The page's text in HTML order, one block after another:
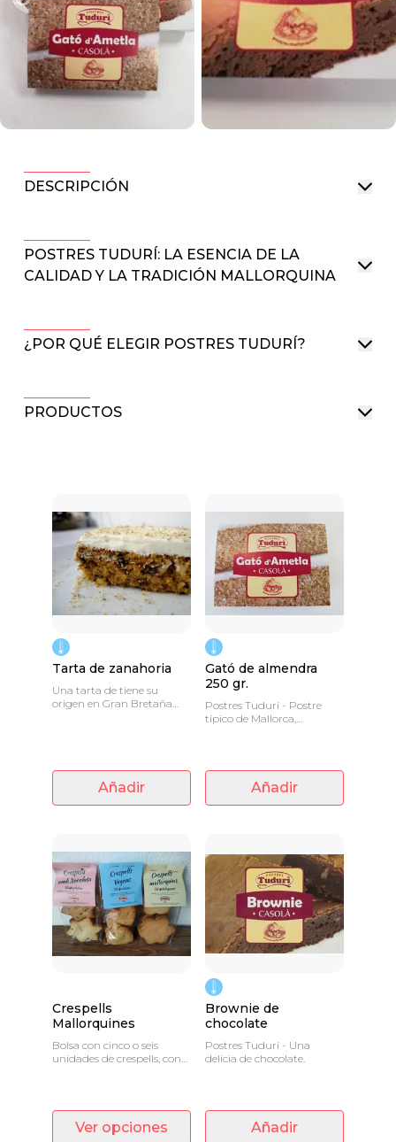
DESCRIPCIÓN
POSTRES TUDURÍ: LA ESENCIA DE LA
CALIDAD Y LA TRADICIÓN MALLORQUINA
¿POR QUÉ ELEGIR POSTRES TUDURÍ?
PRODUCTOS
Tarta de zanahoria
Una tarta de tiene su
origen en Gran Bretaña
Añadir
Gató de almendra
250 gr.
Postres Tudurí - Postre
típico de Mallorca,
Añadir
Crespells
Mallorquines
Bolsa con cinco o seis
unidades de crespells, con
Ver opciones
Brownie de
chocolate
Postres Tudurí - Una
delicia de chocolate.
Añadir